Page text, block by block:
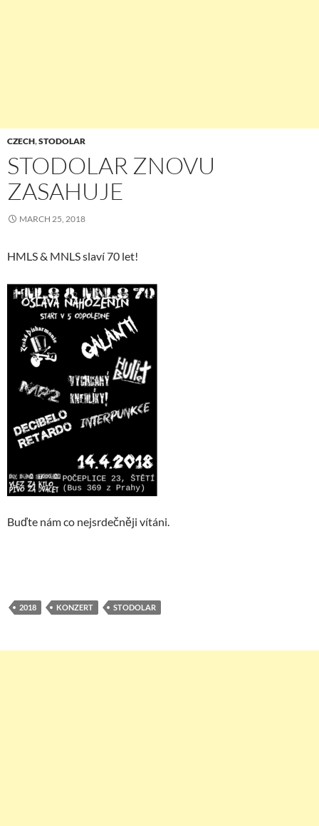
CZECH,STODOLAR
STODOLAR ZNOVU
ZASAHUJE
MARCH 25, 2018
HMLS & MNLS slaví 70 let!
Buďte nám co nejsrdečněji vítáni.
2018 KONZERT STODOLAR